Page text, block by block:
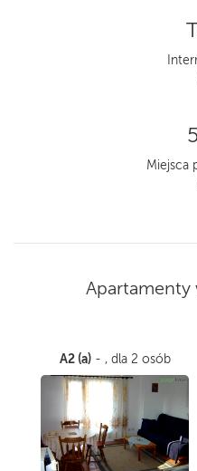
Miejsca
A2 (a)- , dla 2 osób